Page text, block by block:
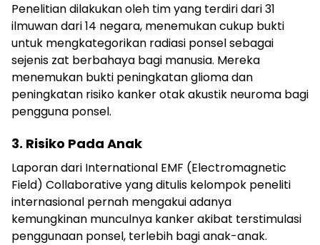
Penelitian dilakukan oleh tim yang terdiri dari 31
ilmuwan dari 14 negara, menemukan cukup bukti
untuk mengkategorikan radiasi ponsel sebagai
sejenis zat berbahaya bagi manusia. Mereka
menemukan bukti peningkatan glioma dan
peningkatan risiko kanker otak akustik neuroma bagi
pengguna ponsel.
3. Risiko Pada Anak
Laporan dari International EMF (Electromagnetic
Field) Collaborative yang ditulis kelompok peneliti
internasional pernah mengakui adanya
kemungkinan munculnya kanker akibat terstimulasi
penggunaan ponsel, terlebih bagi anak-anak.